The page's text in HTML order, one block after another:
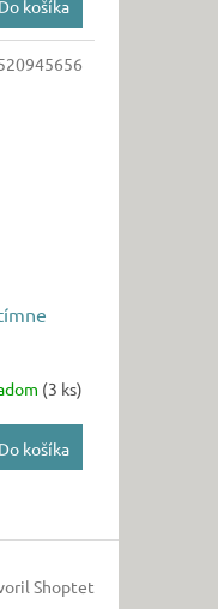
Do košíka
(3 ks)
Do košíka
Shoptet